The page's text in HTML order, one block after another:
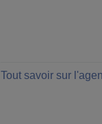
Tout savoir sur